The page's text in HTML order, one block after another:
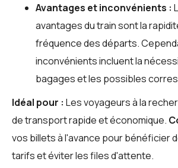
Avantages et inconvénients :
avantages du train sont la
fréquence des départs.
inconvénients incluent la
bagages et les possibles
Idéal pour : Les voyageurs à la
de transport rapide et économique.
vos billets à l'avance pour bénéficier
tarifs et éviter les files d'attente.